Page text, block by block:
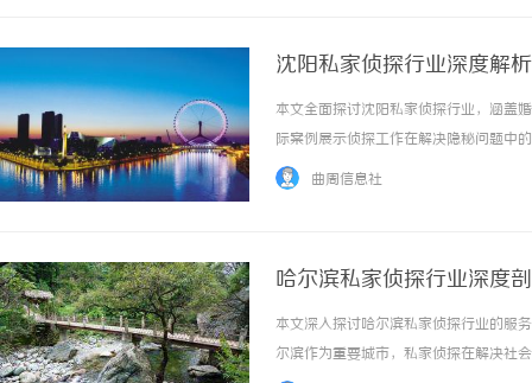
沈阳私家侦探行业深度解
本文全面探讨沈阳私家侦探行业，涵盖
际案例展示侦探工作在解决隐秘问题中
沈阳这一隐秘职业的视角。 ...……
曲周信息社
哈尔滨私家侦探行业深度
本文深入探讨哈尔滨私家侦探行业的服
尔滨作为重要城市，私家侦探在解决社